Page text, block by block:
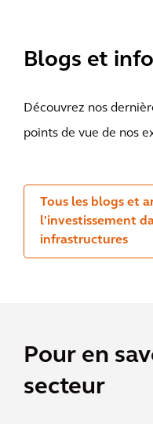
Blogs et
Découvrez nos
points de vue de nos
Tous les blogs et
l'investissement
infrastructures
Pour en
secteur